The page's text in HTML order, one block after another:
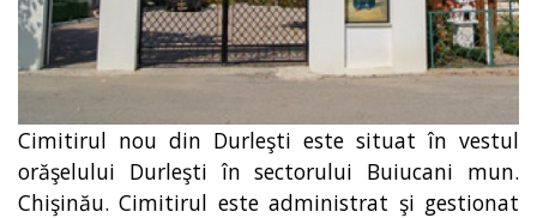
Cimitirul nou din Durleşti este situat în vestul
orăşelului Durleşti în sectorului Buiucani mun.
Chişinău. Cimitirul este administrat şi gestionat